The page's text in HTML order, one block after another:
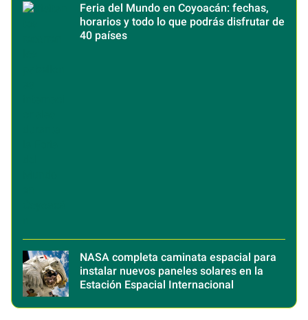
Feria del Mundo en Coyoacán: fechas,
horarios y todo lo que podrás disfrutar de
40 países
NASA completa caminata espacial para
instalar nuevos paneles solares en la
Estación Espacial Internacional